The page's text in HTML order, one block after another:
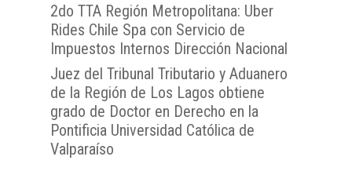
2do TTA Región Metropolitana: Uber
Rides Chile Spa con Servicio de
Impuestos Internos Dirección Nacional
Juez del Tribunal Tributario y Aduanero
de la Región de Los Lagos obtiene
grado de Doctor en Derecho en la
Pontificia Universidad Católica de
Valparaíso